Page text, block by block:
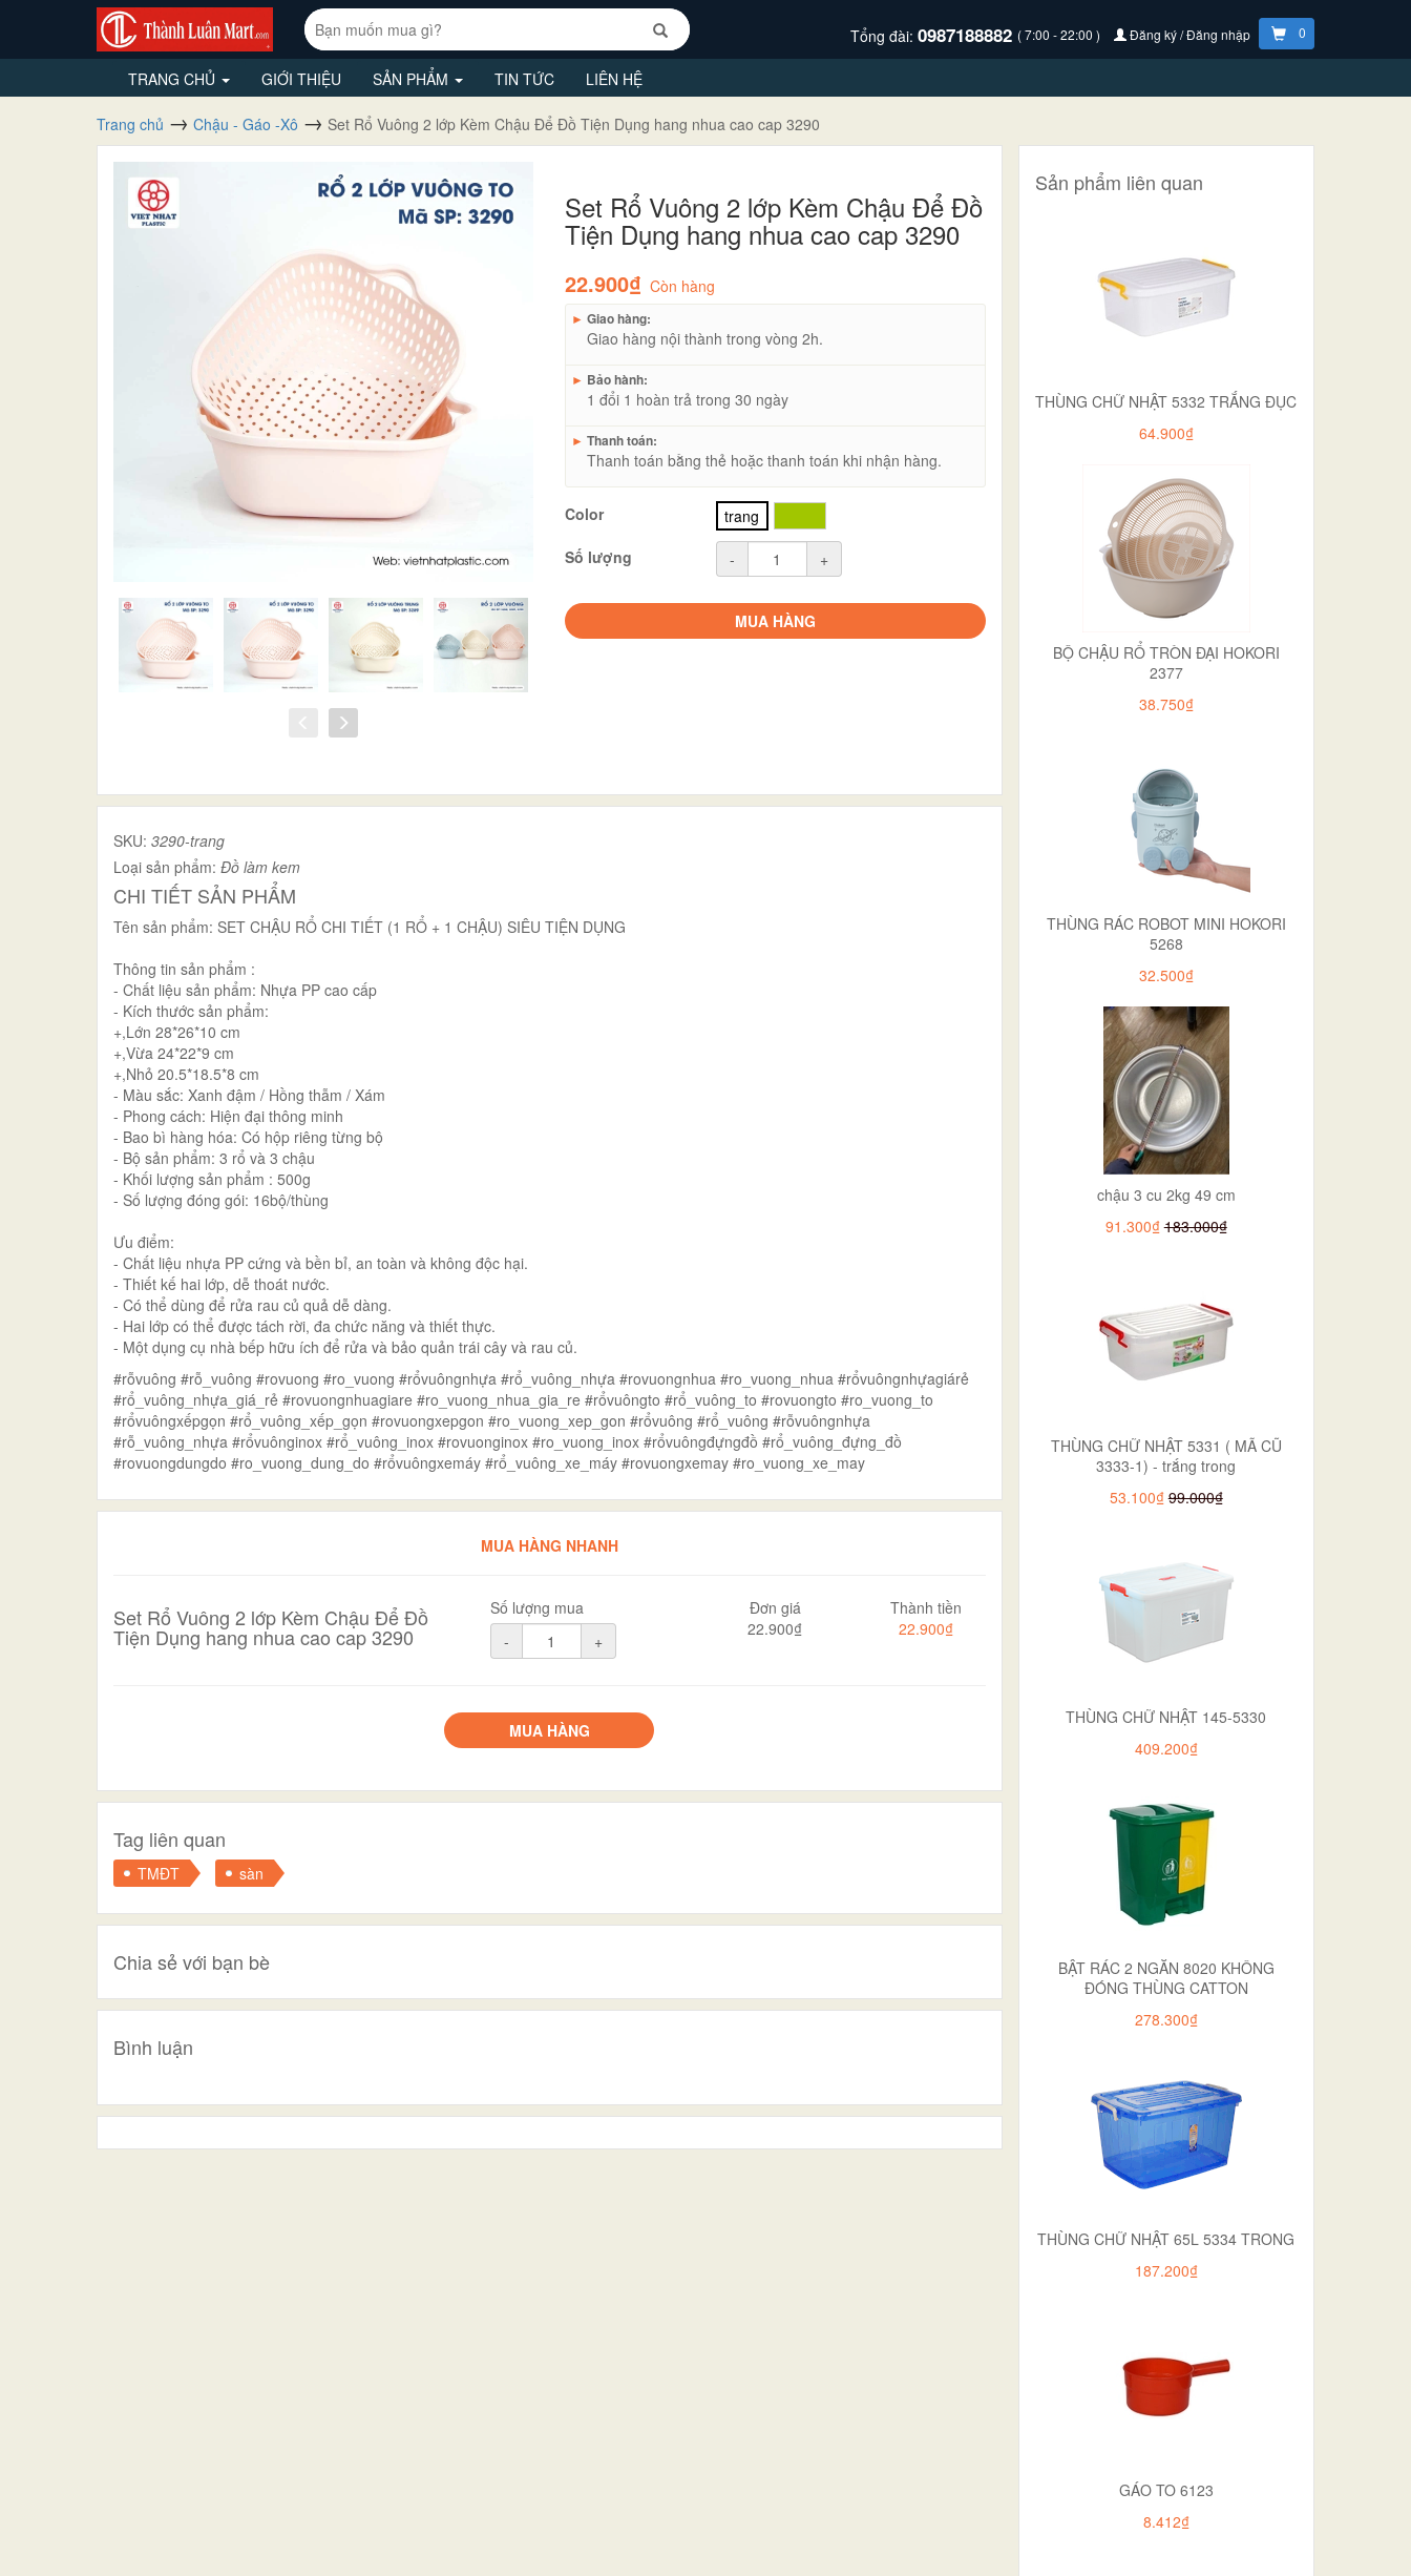
Tổng đài: 0987188882 ( 7:00 - 22:00 ) Đăng ký / Đăng nhập 0
TRANG CHỦ GIỚI THIỆU SẢN PHẨM TIN TỨC LIÊN HỆ
Trang chủ Chậu - Gáo -Xô Set Rổ Vuông 2 lớp Kèm Chậu Để Đồ Tiện Dụng hang nhua cao cap 3290
Set Rổ Vuông 2 lớp Kèm Chậu Để Đồ
Tiện Dụng hang nhua cao cap 3290
22.900₫ Còn hàng
► Giao hàng:
Giao hàng nội thành trong vòng 2h.
► Bảo hành:
1 đổi 1 hoàn trả trong 30 ngày
► Thanh toán:
Thanh toán bằng thẻ hoặc thanh toán khi nhận hàng.
Color trang
Số lượng
- +
MUA HÀNG
SKU: 3290-trang
Loại sản phẩm: Đồ làm kem
CHI TIẾT SẢN PHẨM
Tên sản phẩm: SET CHẬU RỔ CHI TIẾT (1 RỔ + 1 CHẬU) SIÊU TIỆN DỤNG
Thông tin sản phẩm :
- Chất liệu sản phẩm: Nhựa PP cao cấp
- Kích thước sản phẩm:
+,Lớn 28*26*10 cm
+,Vừa 24*22*9 cm
+,Nhỏ 20.5*18.5*8 cm
- Màu sắc: Xanh đậm / Hồng thẫm / Xám
- Phong cách: Hiện đại thông minh
- Bao bì hàng hóa: Có hộp riêng từng bộ
- Bộ sản phẩm: 3 rổ và 3 chậu
- Khối lượng sản phẩm : 500g
- Số lượng đóng gói: 16bộ/thùng
Ưu điểm:
- Chất liệu nhựa PP cứng và bền bỉ, an toàn và không độc hại.
- Thiết kế hai lớp, dễ thoát nước.
- Có thể dùng để rửa rau củ quả dễ dàng.
- Hai lớp có thể được tách rời, đa chức năng và thiết thực.
- Một dụng cụ nhà bếp hữu ích để rửa và bảo quản trái cây và rau củ.
#rỗvuông #rỗ_vuông #rovuong #ro_vuong #rổvuôngnhựa #rổ_vuông_nhựa #rovuongnhua #ro_vuong_nhua #rổvuôngnhựagiárẻ
#rổ_vuông_nhựa_giá_rẻ #rovuongnhuagiare #ro_vuong_nhua_gia_re #rổvuôngto #rổ_vuông_to #rovuongto #ro_vuong_to
#rổvuôngxếpgọn #rổ_vuông_xếp_gọn #rovuongxepgon #ro_vuong_xep_gon #rổvuông #rổ_vuông #rỗvuôngnhựa
#rỗ_vuông_nhựa #rổvuônginox #rổ_vuông_inox #rovuonginox #ro_vuong_inox #rổvuôngđựngđồ #rổ_vuông_đựng_đồ
#rovuongdungdo #ro_vuong_dung_do #rổvuôngxemáy #rổ_vuông_xe_máy #rovuongxemay #ro_vuong_xe_may
MUA HÀNG NHANH
Set Rổ Vuông 2 lớp Kèm Chậu Để Đồ
Tiện Dụng hang nhua cao cap 3290
Số lượng mua
-
+
Đơn giá
22.900₫
Thành tiền
22.900₫
MUA HÀNG
Tag liên quan
TMĐT sàn
Chia sẻ với bạn bè
Bình luận
Sản phẩm liên quan
THÙNG CHỮ NHẬT 5332 TRẮNG ĐỤC
64.900₫
BỘ CHẬU RỔ TRÒN ĐẠI HOKORI
2377
38.750₫
THÙNG RÁC ROBOT MINI HOKORI
5268
32.500₫
chậu 3 cu 2kg 49 cm
91.300₫ 183.000₫
THÙNG CHỮ NHẬT 5331 ( MÃ CŨ
3333-1) - trắng trong
53.100₫ 99.000₫
THÙNG CHỮ NHẬT 145-5330
409.200₫
BẬT RÁC 2 NGĂN 8020 KHÔNG
ĐÓNG THÙNG CATTON
278.300₫
THÙNG CHỮ NHẬT 65L 5334 TRONG
187.200₫
GÁO TO 6123
8.412₫